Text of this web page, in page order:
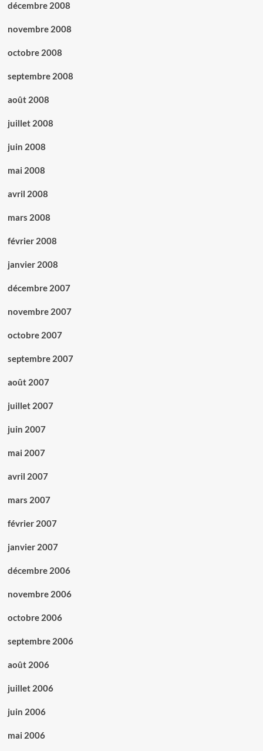
décembre 2008
novembre 2008
octobre 2008
septembre 2008
août 2008
juillet 2008
juin 2008
mai 2008
avril 2008
mars 2008
février 2008
janvier 2008
décembre 2007
novembre 2007
octobre 2007
septembre 2007
août 2007
juillet 2007
juin 2007
mai 2007
avril 2007
mars 2007
février 2007
janvier 2007
décembre 2006
novembre 2006
octobre 2006
septembre 2006
août 2006
juillet 2006
juin 2006
mai 2006